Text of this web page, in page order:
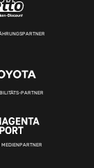
PARTNER
MEDIENPARTNER